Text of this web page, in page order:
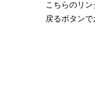
こちらのリン
戻るボタンで